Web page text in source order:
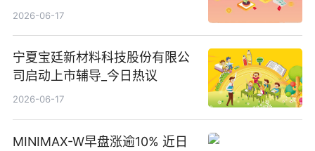
报0.012港元，成交额37.26万港
2026-06-17
宁夏宝廷新材料科技股份有限公
司启动上市辅导_今日热议
2026-06-17
MINIMAX-W早盘涨逾10% 近日